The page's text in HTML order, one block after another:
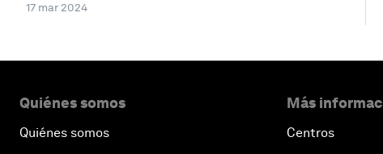
17 mar 2024
Quiénes somos
Quiénes somos
Más
Centros